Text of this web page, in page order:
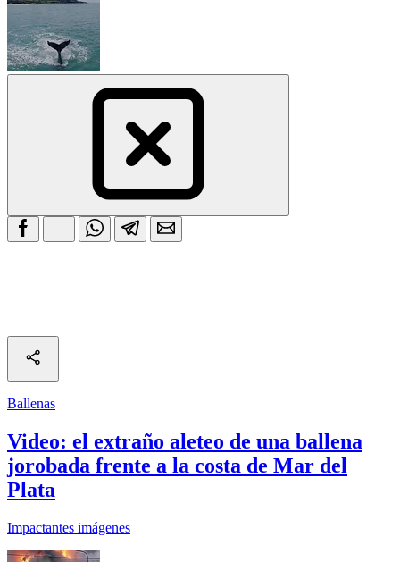
Ballenas
Video: el extraño aleteo de una ballena
jorobada frente a la costa de Mar del
Plata
Impactantes imágenes